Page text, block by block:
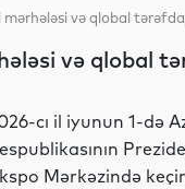
İdmanYeni
və qlobal
və qlobal
cı il iyunun 1-də
Mərkəzində